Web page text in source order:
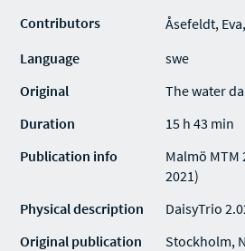
Contributors
Åsefeldt,
Language
swe
Original
The water
Duration
15 h 43 min
Publication info
Malmö MTM
2021)
Physical description
DaisyTrio
Original publication
Stockholm,